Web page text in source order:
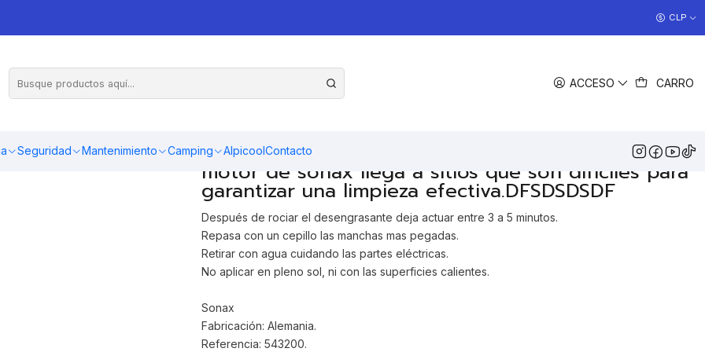
ACCESO CARRO
Seguridad Mantenimiento Camping AlpicoolContacto
CLP
Auto Sonax
pega en el motor, con el spray desengrasante de
motor de sonax llega a sitios que son difíciles para
garantizar una limpieza efectiva.DFSDSDSDF
Después de rociar el desengrasante deja actuar entre 3 a 5 minutos.
Repasa con un cepillo las manchas mas pegadas.
Retirar con agua cuidando las partes eléctricas.
No aplicar en pleno sol, ni con las superficies calientes.
Sonax
Fabricación: Alemania.
Referencia: 543200.